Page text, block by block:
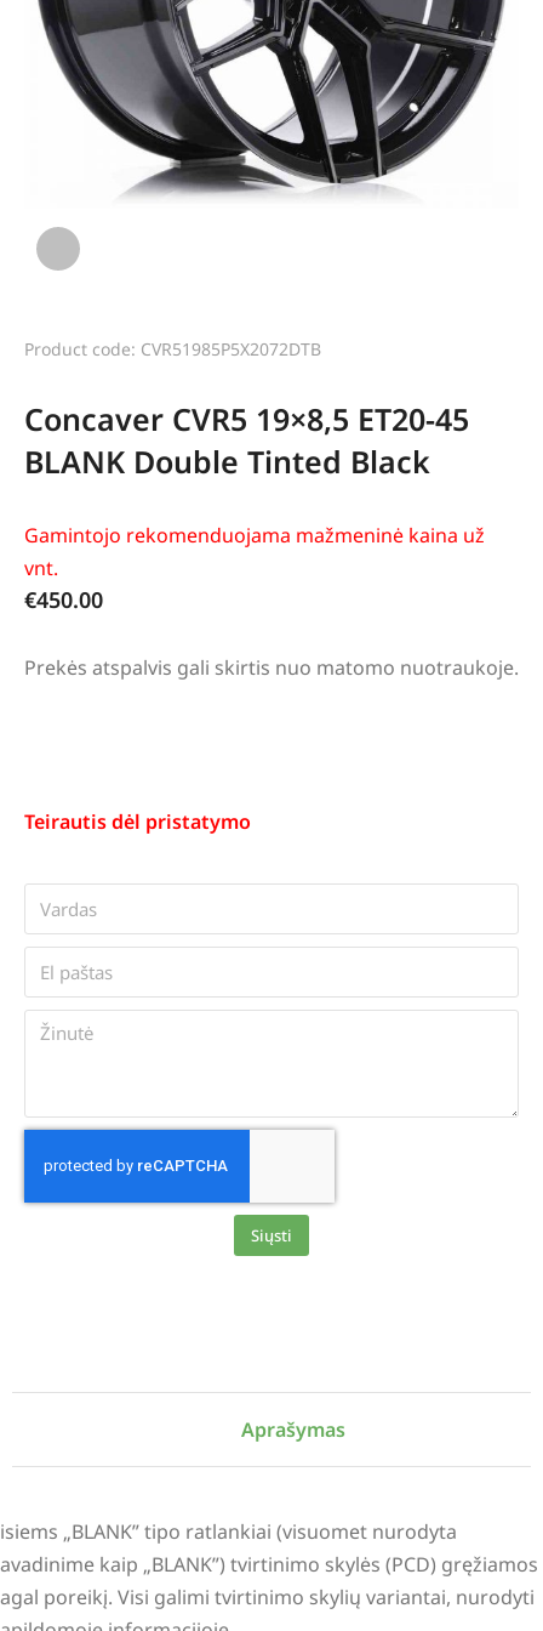
Product code: CVR51985P5X2072DTB
Concaver CVR5 19×8,5 ET20-45
BLANK Double Tinted Black
Gamintojo rekomenduojama mažmeninė kaina už
vnt.
€450.00
Prekės atspalvis gali skirtis nuo matomo nuotraukoje.
Teirautis dėl pristatymo
Siųsti
Aprašymas
„BLANK” tipo ratlankiai (visuomet nurodyta
kaip „BLANK”) tvirtinimo skylės (PCD) gręžiamos
poreikį. Visi galimi tvirtinimo skylių variantai, nurodyti